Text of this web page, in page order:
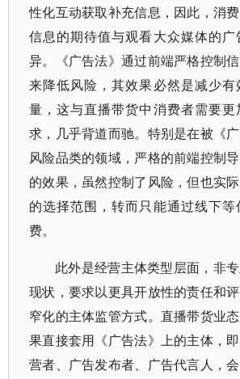
性化互动获取补充信息，因此，消
信息的期待值与观看大众媒体的
异。《广告法》通过前端严格控制
来降低风险，其效果必然是减少有
量，这与直播带货中消费者需要更
求，几乎背道而驰。特别是在被《
风险品类的领域，严格的前端控制
的效果，虽然控制了风险，但也实
的选择范围，转而只能通过线下等
费。
此外是经营主体类型层面，非
现状，要求以更具开放性的责任和
窄化的主体监管方式。直播带货业
果直接套用《广告法》上的主体，
营者、广告发布者、广告代言人，